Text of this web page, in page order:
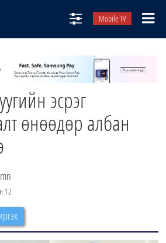
Mobile TV
эсрэг
өнөөдөр албан
12